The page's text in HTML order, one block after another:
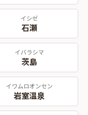
イシゼ
石瀬
イバラシマ
茨島
イワムロオンセン
岩室温泉